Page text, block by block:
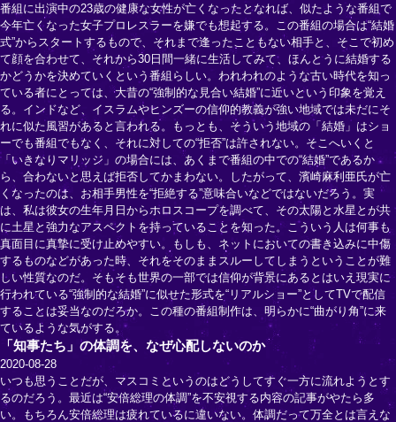
番組に出演中の23歳の健康な女性が亡くなったとなれば、似たような番組で
今年亡くなった女子プロレスラーを嫌でも想起する。この番組の場合は“結婚
式”からスタートするもので、それまで逢ったこともない相手と、そこで初め
て顔を合わせて、それから30日間一緒に生活してみて、ほんとうに結婚する
かどうかを決めていくという番組らしい。われわれのような古い時代を知っ
ている者にとっては、大昔の“強制的な見合い結婚”に近いという印象を覚え
る。インドなど、イスラムやヒンズーの信仰的教義が強い地域では未だにそ
れに似た風習があると言われる。もっとも、そういう地域の「結婚」はショ
ーでも番組でもなく、それに対しての“拒否”は許されない。そこへいくと
「いきなりマリッジ」の場合には、あくまで番組の中での“結婚”であるか
ら、合わないと思えば拒否してかまわない。したがって、濱崎麻利亜氏が亡
くなったのは、お相手男性を“拒絶する”意味合いなどではないだろう。実
は、私は彼女の生年月日からホロスコープを調べて、その太陽と水星とが共
に土星と強力なアスペクトを持っていることを知った。こういう人は何事も
真面目に真摯に受け止めやすい。もしも、ネットにおいての書き込みに中傷
するものなどがあった時、それをそのままスルーしてしまうということが難
しい性質なのだ。そもそも世界の一部では信仰が背景にあるとはいえ現実に
行われている“強制的な結婚”に似せた形式を“リアルショー”としてTVで配信
することは妥当なのだろか。この種の番組制作は、明らかに“曲がり角”に来
ているような気がする。
「知事たち」の体調を、なぜ心配しないのか
2020-08-28
いつも思うことだが、マスコミというのはどうしてすぐ一方に流れようとす
るのだろう。最近は“安倍総理の体調”を不安視する内容の記事がやたら多
い。もちろん安倍総理は疲れているに違いない。体調だって万全とは言えな